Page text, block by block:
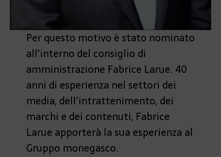
Per questo motivo è stato nominato
all’interno del consiglio di
amministrazione Fabrice Larue. 40
anni di esperienza nel settori dei
media, dell’intrattenimento, dei
marchi e dei contenuti, Fabrice
Larue apporterà la sua esperienza al
Gruppo monegasco.